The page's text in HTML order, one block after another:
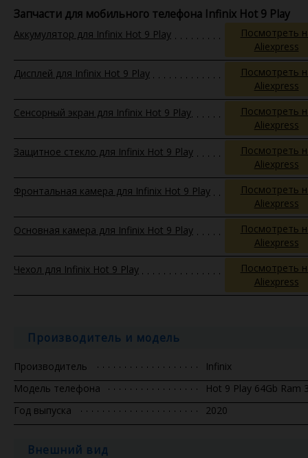
Запчасти для мобильного телефона Infinix Hot 9 Play
Аккумулятор для Infinix Hot 9 Play
Посмотреть
Aliexpress
Дисплей для Infinix Hot 9 Play
Посмотреть
Aliexpress
Сенсорный экран для Infinix Hot 9 Play
Посмотреть
Aliexpress
Защитное стекло для Infinix Hot 9 Play
Посмотреть
Aliexpress
Фронтальная камера для Infinix Hot 9 Play
Посмотреть
Aliexpress
Основная камера для Infinix Hot 9 Play
Посмотреть
Aliexpress
Чехол для Infinix Hot 9 Play
Посмотреть
Aliexpress
Производитель и модель
Производитель
Infinix
Модель телефона
Hot 9 Play 64Gb Ram
Год выпуска
2020
Внешний вид